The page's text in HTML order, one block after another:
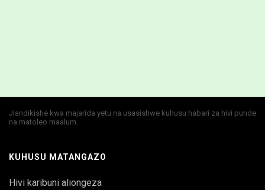
Jiandikishe kwa majarida yetu na usasishwe kuhusu habari za hivi punde
na matoleo maalum.
KUHUSU MATANGAZO
Hivi karibuni aliongeza